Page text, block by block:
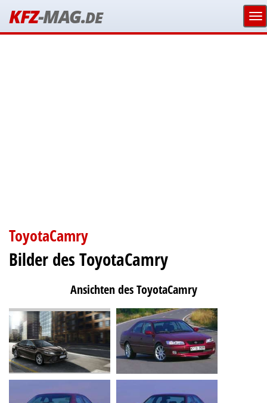
KFZ-MAG.DE
ToyotaCamry
Bilder des ToyotaCamry
Ansichten des ToyotaCamry